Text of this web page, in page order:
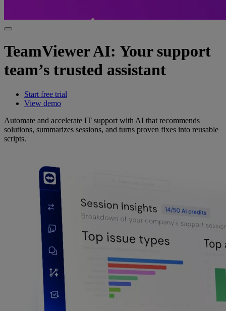
TeamViewer AI: Your support
team’s trusted assistant
Start free trial
View demo
Automate and accelerate IT support with AI that recommends
solutions, summarizes sessions, and turns proven fixes into reusable
scripts.